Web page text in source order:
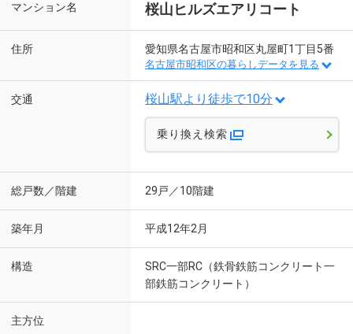
マンション名 桜山ヒルズエアリコート
住所 愛知県名古屋市昭和区丸屋町1丁目5番
名古屋市昭和区の暮らしデータを見る
交通 桜山駅より徒歩で10分
乗り換え検索
総戸数／階建 29戸／10階建
築年月 平成12年2月
構造
SRC一部RC（鉄骨鉄筋コンクリート一
部鉄筋コンクリート）
主方位